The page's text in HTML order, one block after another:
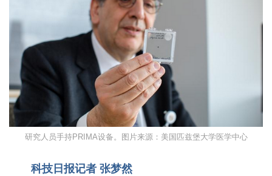
研究人员手持PRIMA设备。图片来源：美国匹兹堡大学医学中心
科技日报记者 张梦然